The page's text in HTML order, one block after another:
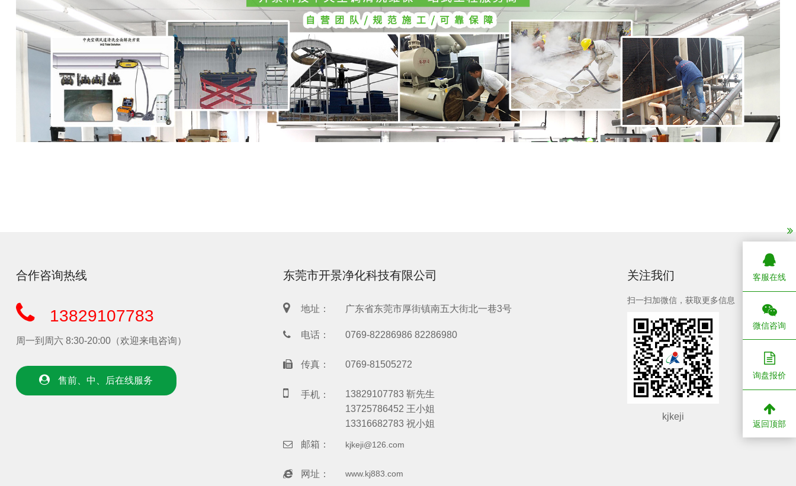
合作咨询热线
13829107783
周一到周六 8:30-20:00（欢迎来电咨询）
售前、中、后在线服务
东莞市开景净化科技有限公司
地址： 广东省东莞市厚街镇南五大街北一巷3号
电话： 0769-82286986 82286980
传真： 0769-81505272
手机：
13829107783 靳先生
13725786452 王小姐
13316682783 祝小姐
邮箱： kjkeji@126.com
网址： www.kj883.com
关注我们
扫一扫加微信，获取更多信息
kjkeji
客服在线
微信咨询
询盘报价
返回顶部